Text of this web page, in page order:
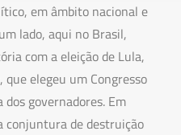
em âmbito nacional e
lado, aqui no Brasil,
com a eleição de Lula,
elegeu um Congresso
governadores. Em
conjuntura de destruição